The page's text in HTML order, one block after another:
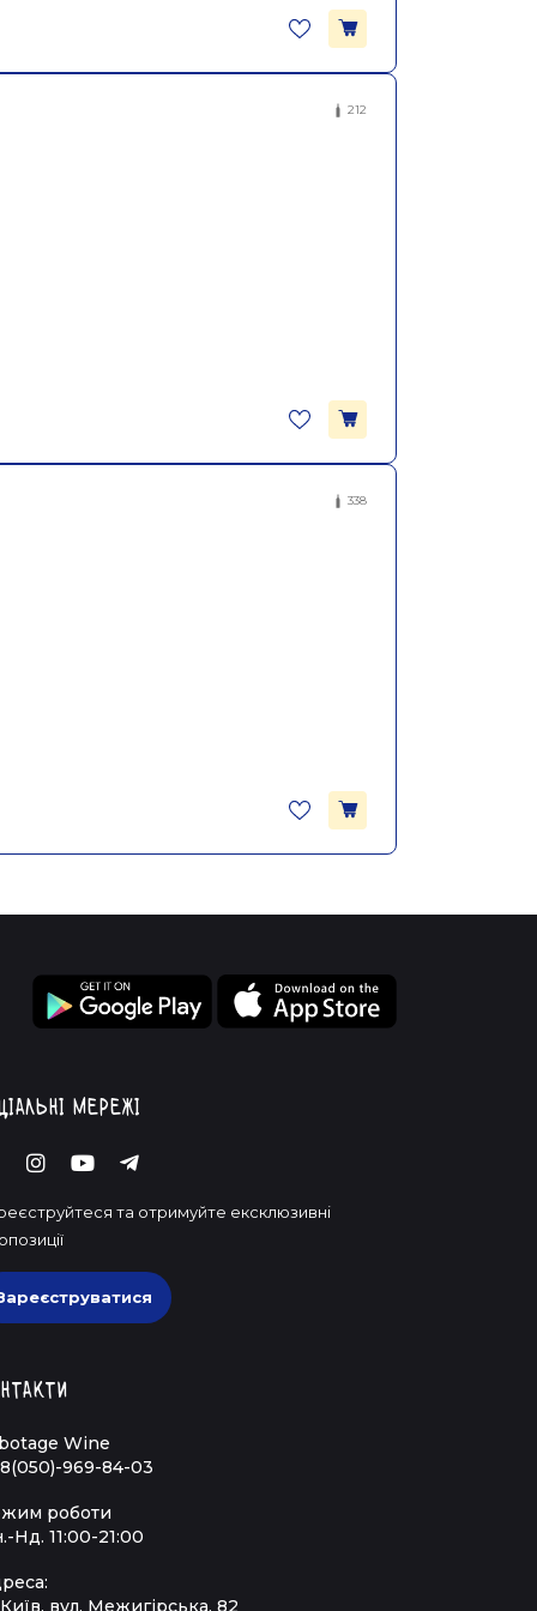
212
338
мережі
та отримуйте ексклюзивні
Wine
969-84-03
роботи
Нд. 11:00-21:00
вул. Межигірська, 82